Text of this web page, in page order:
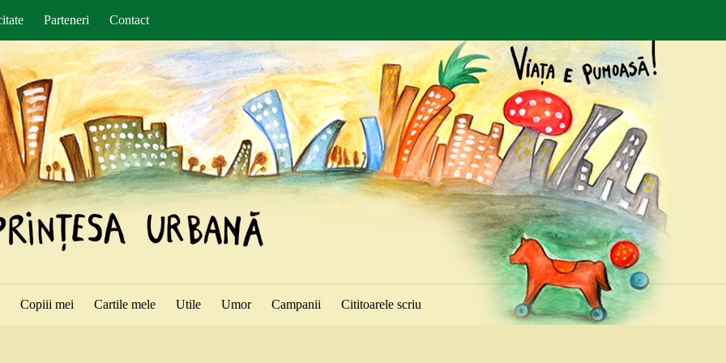
Parteneri Contact
Copiii mei Cartile mele Utile Umor Campanii Cititoarele scriu